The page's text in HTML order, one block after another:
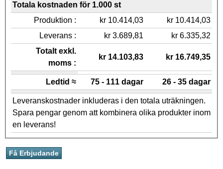
Totala kostnaden för 1.000 st
Produktion :
kr 10.414,03
kr 10.414,03
Leverans :
kr 3.689,81
kr 6.335,32
Totalt exkl.
moms :
kr 14.103,83 kr 16.749,35
Ledtid ≈ 75 - 111 dagar 26 - 35 dagar
Leveranskostnader inkluderas i den totala uträkningen.
Spara pengar genom att kombinera olika produkter inom
en leverans!